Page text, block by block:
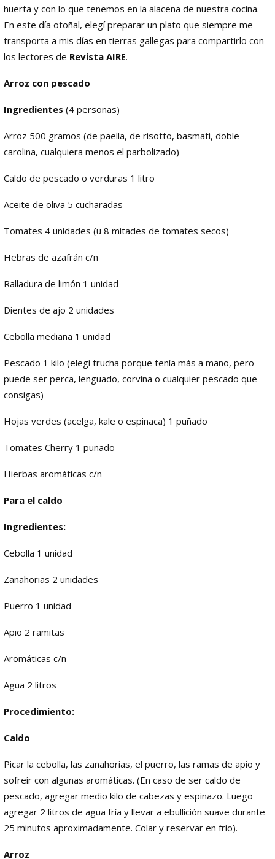
huerta y con lo que tenemos en la alacena de nuestra cocina.
En este día otoñal, elegí preparar un plato que siempre me
transporta a mis días en tierras gallegas para compartirlo con
los lectores de Revista AIRE.
Arroz con pescado
Ingredientes (4 personas)
Arroz 500 gramos (de paella, de risotto, basmati, doble
carolina, cualquiera menos el parbolizado)
Caldo de pescado o verduras 1 litro
Aceite de oliva 5 cucharadas
Tomates 4 unidades (u 8 mitades de tomates secos)
Hebras de azafrán c/n
Ralladura de limón 1 unidad
Dientes de ajo 2 unidades
Cebolla mediana 1 unidad
Pescado 1 kilo (elegí trucha porque tenía más a mano, pero
puede ser perca, lenguado, corvina o cualquier pescado que
consigas)
Hojas verdes (acelga, kale o espinaca) 1 puñado
Tomates Cherry 1 puñado
Hierbas aromáticas c/n
Para el caldo
Ingredientes:
Cebolla 1 unidad
Zanahorias 2 unidades
Puerro 1 unidad
Apio 2 ramitas
Aromáticas c/n
Agua 2 litros
Procedimiento:
Caldo
Picar la cebolla, las zanahorias, el puerro, las ramas de apio y
sofreír con algunas aromáticas. (En caso de ser caldo de
pescado, agregar medio kilo de cabezas y espinazo. Luego
agregar 2 litros de agua fría y llevar a ebullición suave durante
25 minutos aproximadamente. Colar y reservar en frío).
Arroz